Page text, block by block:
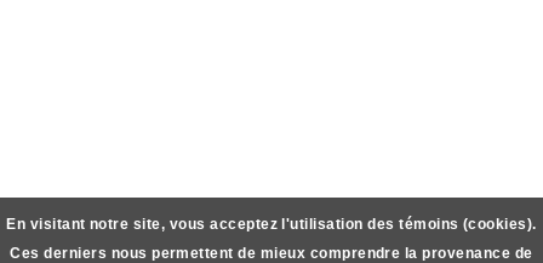
En visitant notre site, vous acceptez l'utilisation des témoins (cookies).
Ces derniers nous permettent de mieux comprendre la provenance de